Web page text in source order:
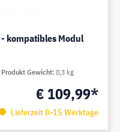
kompatibles Modul
€ 109,99*
Lieferzeit 8-15 Werktage
Produkt Gewicht 0,3 kg